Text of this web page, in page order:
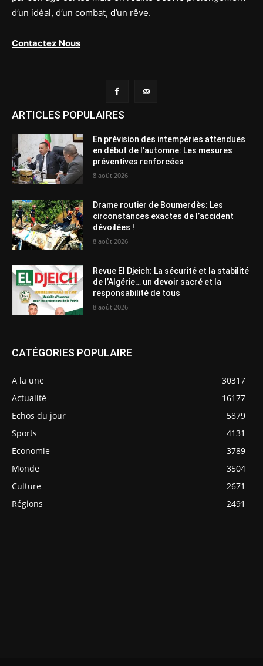
d’un idéal, d’un combat, d’un rêve.
Contactez Nous
ARTICLES POPULAIRES
En prévision des intempéries attendues
en début de l’automne: Les mesures
préventives renforcées
8 août 2026
Drame routier de Boumerdès: Les
circonstances exactes de l’accident
dévoilées !
8 août 2026
Revue El Djeich: La sécurité et la stabilité
de l’Algérie… un devoir sacré et la
responsabilité de tous
8 août 2026
CATÉGORIES POPULAIRE
A la une
30317
Actualité
16177
Echos du jour
5879
Sports
4131
Economie
3789
Monde
3504
Culture
2671
Régions
2491